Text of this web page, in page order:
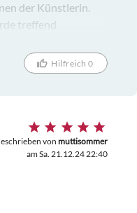
der Künstlerin.
treffend
Hilfreich 0
vonmuttisommer
am Sa. 21.12.24 22:40